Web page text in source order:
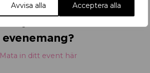
Avvisa alla Acceptera alla
evenemang?
Mata in ditt event här